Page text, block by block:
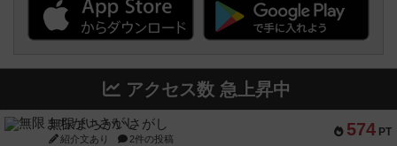
アクセス数 急上昇中
574 PT
無限まちがいさがし
紹介文あり 2件の投稿